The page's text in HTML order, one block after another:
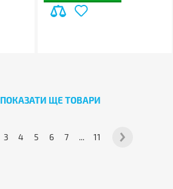
3 4 5 6 7 ... 11
ПОКАЗАТИ ЩЕ ТОВАРИ